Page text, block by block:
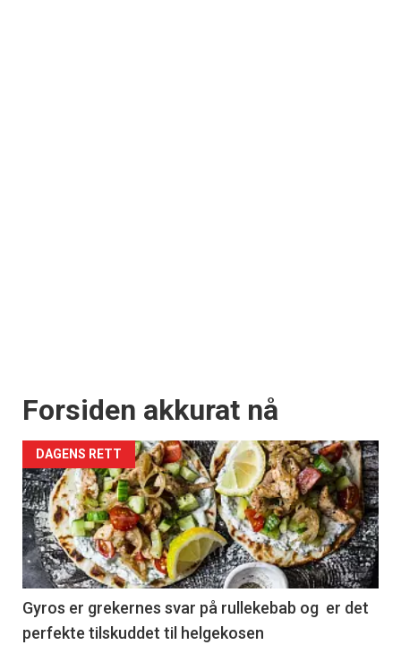
Forsiden akkurat nå
DAGENS RETT
Gyros er grekernes svar på rullekebab og er det
perfekte tilskuddet til helgekosen